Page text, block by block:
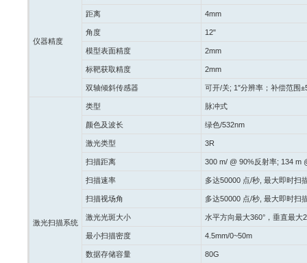
仪器精度
距离 4mm
角度 12"
模型表面精度 2mm
标靶获取精度 2mm
双轴倾斜传感器 可开/关; 1″分辨率；补偿范围
激光扫描系统
类型 脉冲式
颜色及波长 绿色/532nm
激光类型 3R
扫描距离 300 m/ @ 90%反射率; 134 m
扫描速率 多达50000 点/秒 最大即时扫
扫描视场角 多达50000 点/秒 最大即时扫
激光光斑大小 水平方向最大360° ，垂直最大
最小扫描密度 4.5mm/0~50m
数据存储容量 80G